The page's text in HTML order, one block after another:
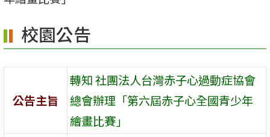
區
校園公告
公告主旨
轉知 社團法人台灣赤子心過動症協會
總會辦理「第六屆赤子心全國青少年
繪畫比賽」